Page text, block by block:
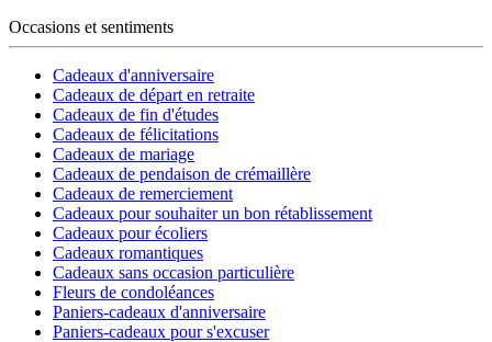
Occasions et sentiments
Cadeaux d'anniversaire
Cadeaux de départ en retraite
Cadeaux de fin d'études
Cadeaux de félicitations
Cadeaux de mariage
Cadeaux de pendaison de crémaillère
Cadeaux de remerciement
Cadeaux pour souhaiter un bon rétablissement
Cadeaux pour écoliers
Cadeaux romantiques
Cadeaux sans occasion particulière
Fleurs de condoléances
Paniers-cadeaux d'anniversaire
Paniers-cadeaux pour s'excuser